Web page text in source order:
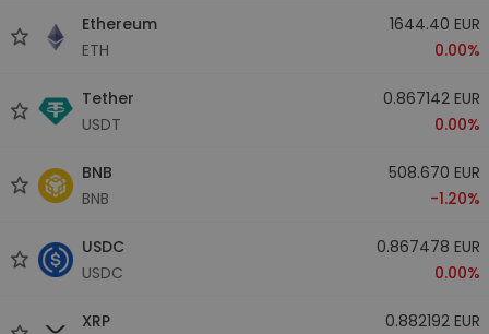
Ethereum
ETH
1644.40 EUR
0.00%
Tether
USDT
0.867142 EUR
0.00%
BNB
BNB
508.670 EUR
-1.20%
USDC
USDC
0.867478 EUR
0.00%
XRP
0.882192 EUR